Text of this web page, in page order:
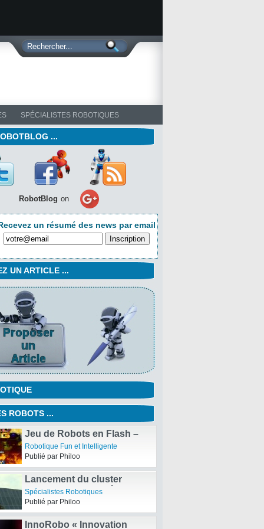
SPÉCIALISTES ROBOTIQUES
...
RobotBlog on
un résumé des news par email
UN ARTICLE ...
ROBOTS ...
Jeu de Robots en Flash –
Robo Slug 2
Robotique Fun et Intelligente
Publié par Philoo
Lancement du cluster